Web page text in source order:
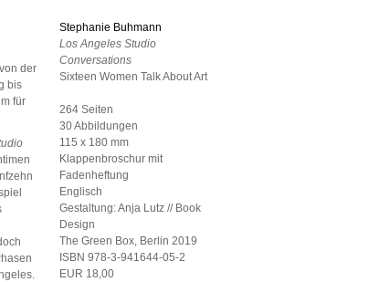
der
bis
für
Stephanie Buhmann
Los Angeles Studio
Conversations
Sixteen Women Talk About Art
264 Seiten
30 Abbildungen
115 x 180 mm
Klappenbroschur mit
Fadenheftung
Englisch
Gestaltung:Anja Lutz // Book
Design
The Green Box, Berlin 2019
ISBN 978-3-941644-05-2
EUR 18,00